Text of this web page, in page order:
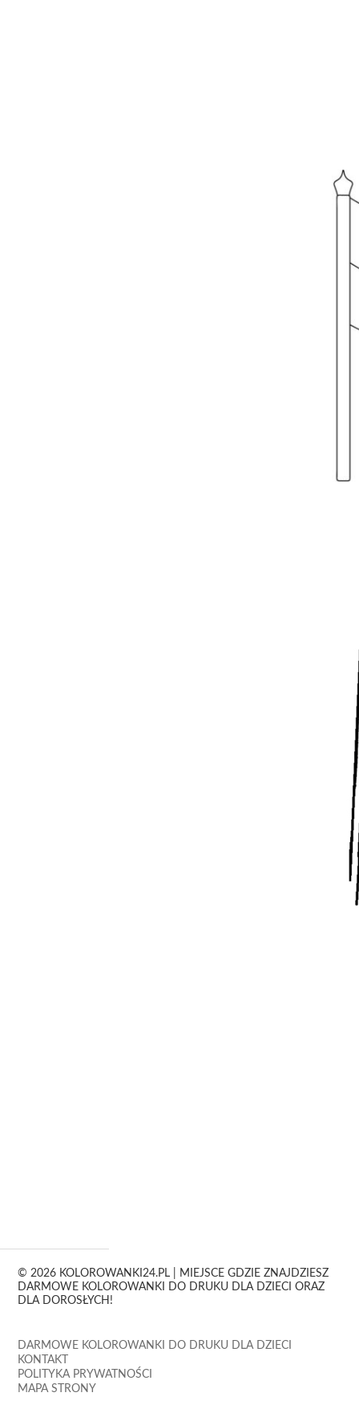
© 2026 KOLOROWANKI24.PL | MIEJSCE GDZIE ZNAJDZIESZ
DARMOWE KOLOROWANKI DO DRUKU DLA DZIECI ORAZ
DLA DOROSŁYCH!
DARMOWE KOLOROWANKI DO DRUKU DLA DZIECI
KONTAKT
POLITYKA PRYWATNOŚCI
MAPA STRONY